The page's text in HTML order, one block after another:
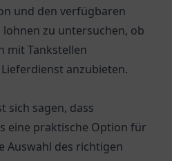
und den verfügbaren
lohnen zu untersuchen, ob
mit Tankstellen
anzubieten.
sich sagen, dass
eine praktische Option für
Auswahl des richtigen